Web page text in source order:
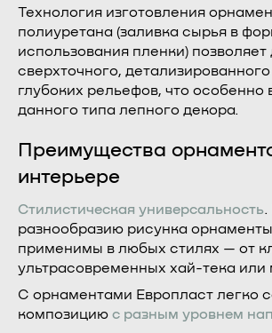
Технология изготовления
полиуретана (заливка сырья в
использования пленки) позволяет
сверхточного,
глубоких рельефов, что особенно
данного типа лепного декора.
Преимущества
интерьере
Стилистическая универсальность
разнообразию рисунка
применимы в любых стилях — от
ультрасовременных хай-тека
С орнаментами Европласт легко
композицию с разным уровнем